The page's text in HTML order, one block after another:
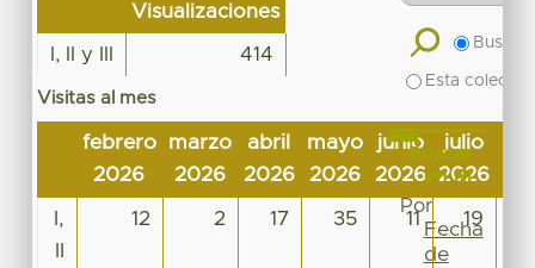
Visualizaciones
I, II y III 414
Visitas al mes
febrero
2026
marzo
2026
abril
2026
mayo
2026
junio
2026
julio
2026
I,
12 2 17 35 11 19
Buscar
Esta
Buscar
en RI
Por
Fecha
de